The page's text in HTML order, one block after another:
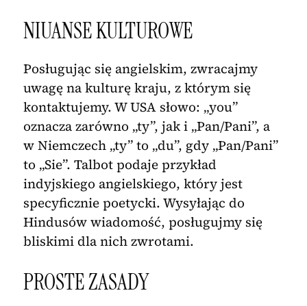
NIUANSE KULTUROWE
Posługując się angielskim, zwracajmy
uwagę na kulturę kraju, z którym się
kontaktujemy. W USA słowo: „you”
oznacza zarówno „ty”, jak i „Pan/Pani”, a
w Niemczech „ty” to „du”, gdy „Pan/Pani”
to „Sie”. Talbot podaje przykład
indyjskiego angielskiego, który jest
specyficznie poetycki. Wysyłając do
Hindusów wiadomość, posługujmy się
bliskimi dla nich zwrotami.
PROSTE ZASADY